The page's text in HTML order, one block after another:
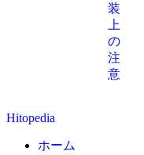
装
上
の
注
意
Hitopedia
ホーム